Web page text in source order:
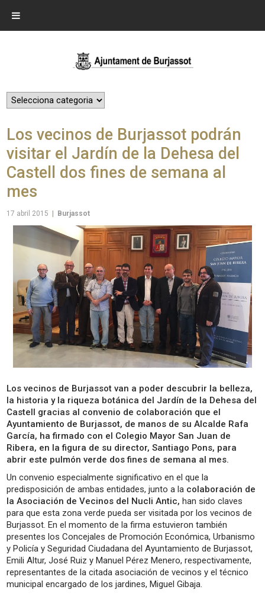
Los vecinos de Burjassot podrán
visitar el Jardín de la Dehesa del
Castell dos fines de semana al
mes
17 abril 2015 Burjassot
Los vecinos de Burjassot van a poder descubrir la belleza,
la historia y la riqueza botánica del Jardín de la Dehesa del
Castell gracias al convenio de colaboración que el
Ayuntamiento de Burjassot, de manos de su Alcalde Rafa
García, ha firmado con el Colegio Mayor San Juan de
Ribera, en la figura de su director, Santiago Pons, para
abrir este pulmón verde dos fines de semana al mes.
Un convenio especialmente significativo en el que la
predisposición de ambas entidades, junto a la colaboración de
la Asociación de Vecinos del Nucli Antic, han sido claves
para que esta zona verde pueda ser visitada por los vecinos de
Burjassot. En el momento de la firma estuvieron también
presentes los Concejales de Promoción Económica, Urbanismo
y Policía y Seguridad Ciudadana del Ayuntamiento de Burjassot,
Emili Altur, José Ruiz y Manuel Pérez Menero, respectivamente,
representantes de la citada asociación de vecinos y el técnico
municipal encargado de los jardines, Miguel Gibaja.